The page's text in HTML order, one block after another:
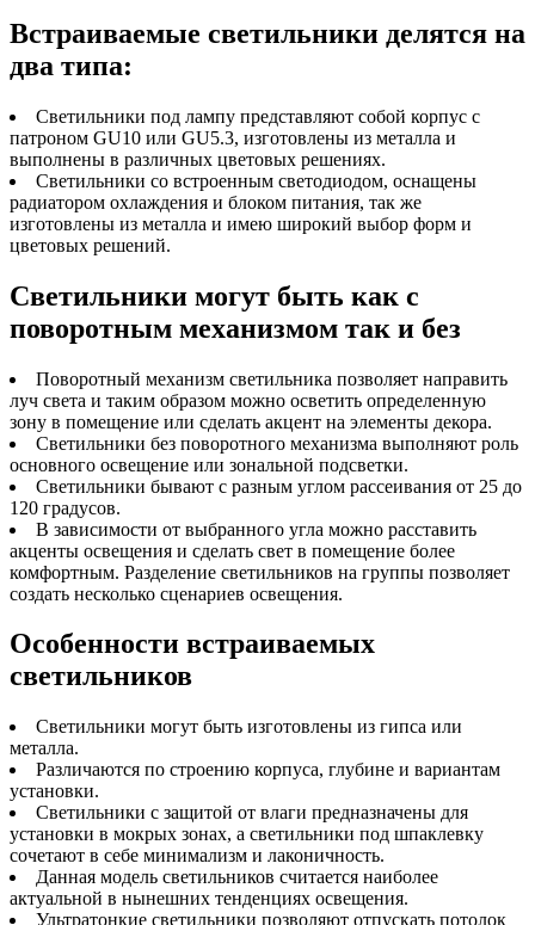
Встраиваемые светильники делятся на
два типа:
Светильники под лампу представляют собой корпус с
патроном GU10 или GU5.3, изготовлены из металла и
выполнены в различных цветовых решениях.
Светильники со встроенным светодиодом, оснащены
радиатором охлаждения и блоком питания, так же
изготовлены из металла и имею широкий выбор форм и
цветовых решений.
Светильники могут быть как с
поворотным механизмом так и без
Поворотный механизм светильника позволяет направить
луч света и таким образом можно осветить определенную
зону в помещение или сделать акцент на элементы декора.
Светильники без поворотного механизма выполняют роль
основного освещение или зональной подсветки.
Светильники бывают с разным углом рассеивания от 25 до
120 градусов.
В зависимости от выбранного угла можно расставить
акценты освещения и сделать свет в помещение более
комфортным. Разделение светильников на группы позволяет
создать несколько сценариев освещения.
Особенности встраиваемых
светильников
Светильники могут быть изготовлены из гипса или
металла.
Различаются по строению корпуса, глубине и вариантам
установки.
Светильники с защитой от влаги предназначены для
установки в мокрых зонах, а светильники под шпаклевку
сочетают в себе минимализм и лаконичность.
Данная модель светильников считается наиболее
актуальной в нынешних тенденциях освещения.
Ультратонкие светильники позволяют отпускать потолок